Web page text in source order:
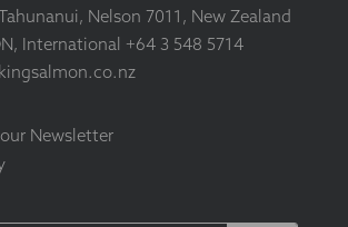
Nelson 7011, New Zealand
International +64 3 548 5714
Newsletter